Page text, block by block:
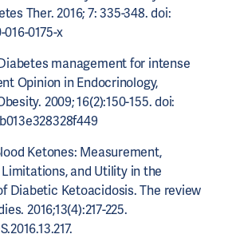
Ther. 2016; 7: 335-348. doi:
016-0175-x
management for intense
Opinion in Endocrinology,
2009; 16(2):150-155. doi:
Ketones: Measurement,
and Utility in the
Diabetic Ketoacidosis. The review
2016;13(4):217-225.